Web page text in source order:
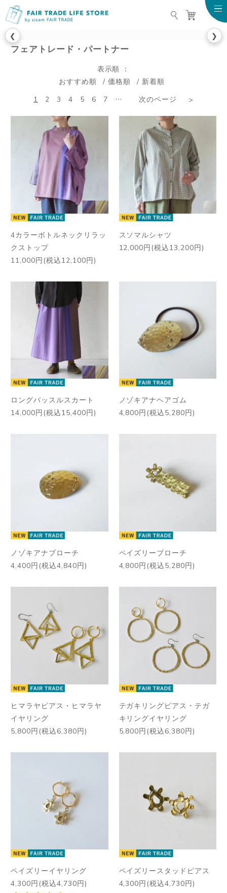
FAIR TRADE LIFE
❮ ❯
フェアトレード・パートナー
表示順
おすすめ順
価格順
新着順
1
2 3 4 5 6 7 … 次のページ
4カラーボトルネックリラッ
クストップ
11,000円(税込12,100円)
スソマルシャツ
12,000円(税込13,200円)
ロングバッスルスカート
14,000円(税込15,400円)
ノゾキアナヘアゴム
4,800円(税込5,280円)
ノゾキアナブローチ
4,400円(税込4,840円)
ペイズリーブローチ
4,800円(税込5,280円)
ヒマラヤピアス・ヒマラヤ
イヤリング
5,800円(税込6,380円)
テガキリングピアス・テガ
キリングイヤリング
5,800円(税込6,380円)
ペイズリーイヤリング
4,300円(税込4,730円)
ペイズリースタッドピアス
4,300円(税込4,730円)